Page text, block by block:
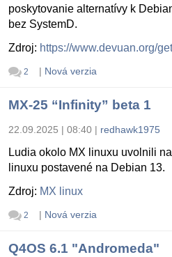
poskytovanie alternatívy k
bez SystemD.
Zdroj: https://www.devuan.org/
2 | Nová verzia
MX-25 “Infinity” beta 1
22.09.2025 | 08:40 | redhawk1975
Ludia okolo MX linuxu uvolnili
linuxu postavené na Debian 13.
Zdroj: MX linux
2 | Nová verzia
Q4OS 6.1 "Andromeda"